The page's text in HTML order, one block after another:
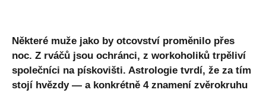
Některé muže jako by otcovství proměnilo přes
noc. Z rváčů jsou ochránci, z workoholiků trpěliví
společníci na pískovišti. Astrologie tvrdí, že za tím
stojí hvězdy — a konkrétně 4 znamení zvěrokruhu